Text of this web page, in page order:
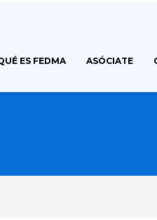
ES FEDMA ASÓCIATE